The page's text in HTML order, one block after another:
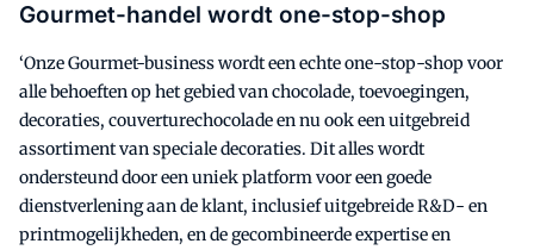
Gourmet-handel wordt one-stop-shop
‘Onze Gourmet-business wordt een echte one-stop-shop voor
alle behoeften op het gebied van chocolade, toevoegingen,
decoraties, couverturechocolade en nu ook een uitgebreid
assortiment van speciale decoraties. Dit alles wordt
ondersteund door een uniek platform voor een goede
dienstverlening aan de klant, inclusief uitgebreide R&D- en
printmogelijkheden, en de gecombineerde expertise en